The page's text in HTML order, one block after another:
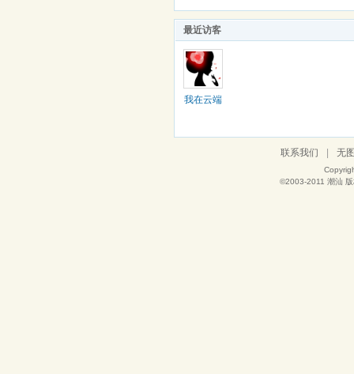
最近访客
我在云端
联系我们 无
©2003-2011 潮汕